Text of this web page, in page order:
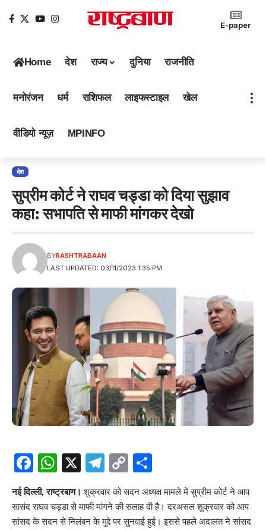
E-paper
Home देश राज्य दुनिया राजनीति
मनोरंजन धर्म राशिफल लाइफस्टाइल खेल
वीडियो न्यूज़ MPINFO
देश
सुप्रीम कोर्ट ने राघव चड्डा को दिया सुझाव
कहा: सभापति से माफी मांगकर देखो
LAST UPDATED: 03/11/2023 1:35 PM
BYRASHTRABAAN
Facebook
WhatsApp
X Telegram
Copy
नई दिल्ली, राष्ट्रबाण। शुक्रवार को सदन अध्यक्ष मामले में सुप्रीम कोर्ट ने आप
सासंद राघव चड्डा से माफी मांगने की सलाह दी है। दरअसल शुक्रवार को आप
सांसद के सदन से निलंबन के मुद्दे पर सुनवाई हुई। इससे पहले अदालत ने सांसद